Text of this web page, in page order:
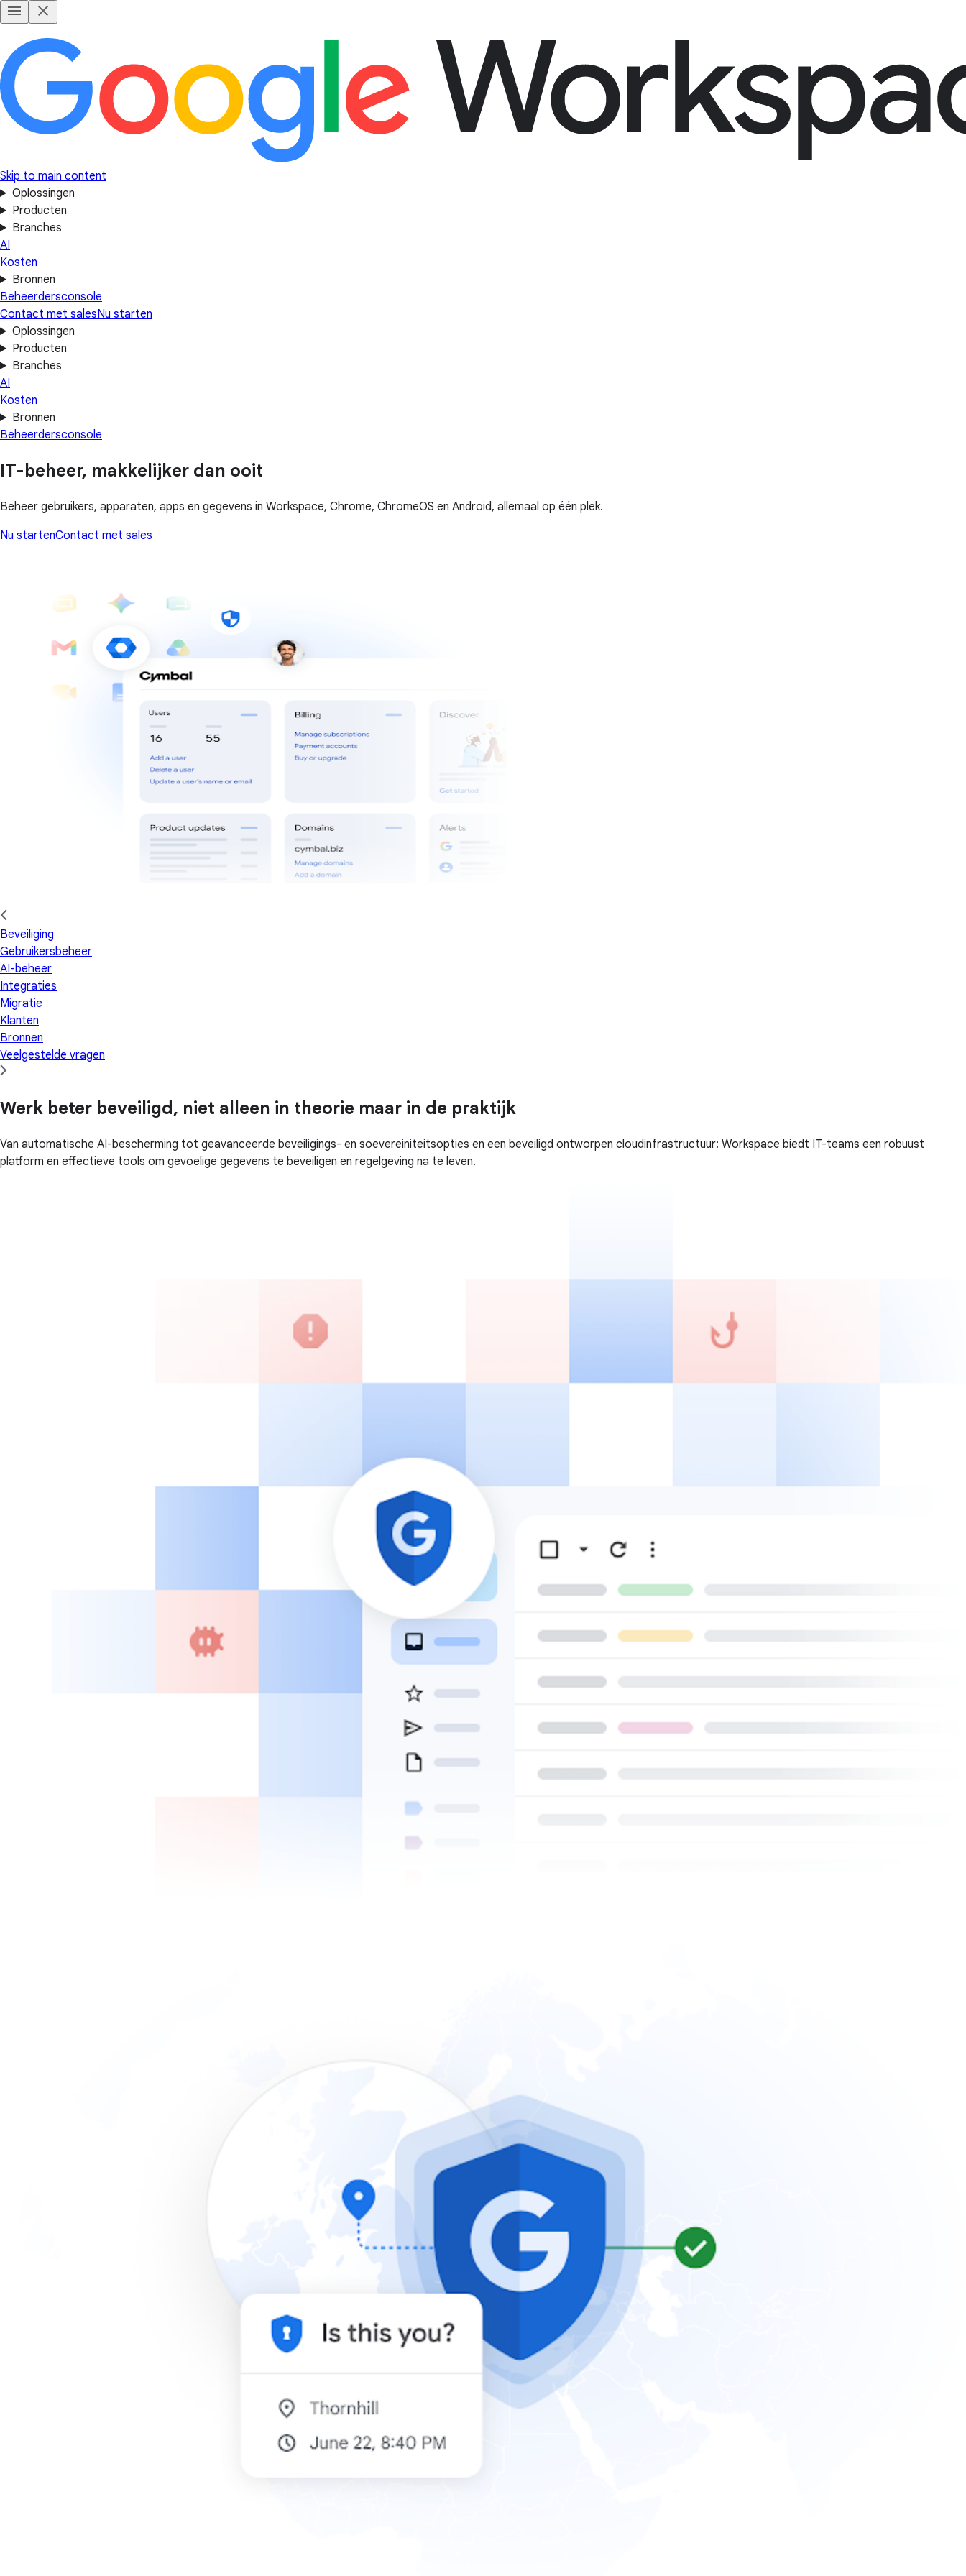
Skip to main content
Oplossingen
Producten
Branches
AI
Kosten
Bronnen
Beheerdersconsole
Contact met salesNu starten
Oplossingen
Producten
Branches
AI
Kosten
Bronnen
Beheerdersconsole
IT-beheer, makkelijker dan ooit
Beheer gebruikers, apparaten, apps en gegevens in Workspace, Chrome, ChromeOS en Android, allemaal op één plek.
Nu startenContact met sales
Beveiliging
Gebruikersbeheer
AI-beheer
Integraties
Migratie
Klanten
Bronnen
Veelgestelde vragen
Werk beter beveiligd, niet alleen in theorie maar in de praktijk
Van automatische AI-bescherming tot geavanceerde beveiligings- en soevereiniteitsopties en een beveiligd ontworpen cloudinfrastructuur: Workspace biedt IT-teams een robuust
platform en effectieve tools om gevoelige gegevens te beveiligen en regelgeving na te leven.